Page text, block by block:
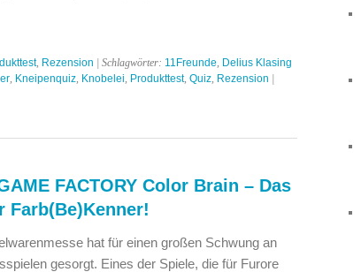
, Rezension | Schlagwörter: 11Freunde, Delius Klasing
, Kneipenquiz, Knobelei, Produkttest, Quiz, Rezension |
FACTORY Color Brain – Das
Farb(Be)Kenner!
hat für einen großen Schwung an
gesorgt. Eines der Spiele, die für Furore